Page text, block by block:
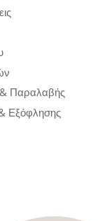
Παραλαβής
Εξόφλησης